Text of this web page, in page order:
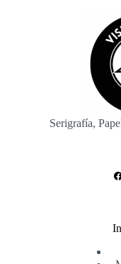
Serigrafía,